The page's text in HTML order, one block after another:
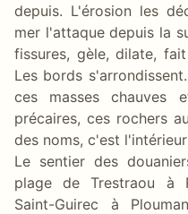
depuis. L'érosion les
mer l'attaque depuis la
fissures, gèle, dilate,
Les bords
ces masses chauves
précaires, ces rochers
des noms, c'est
Le sentier des
plage de Trestraou à
Saint-Guirec à